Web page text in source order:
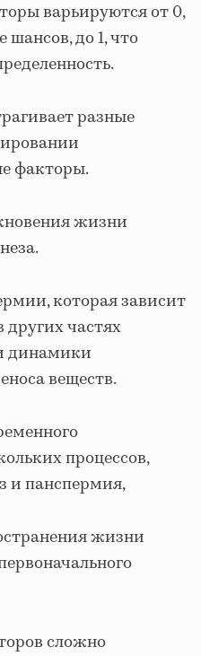
варьируются от 0,
шансов, до 1, что
разные
факторы.
жизни
которая зависит
частях
динамики
веществ.
процессов,
и панспермия,
жизни
сложно